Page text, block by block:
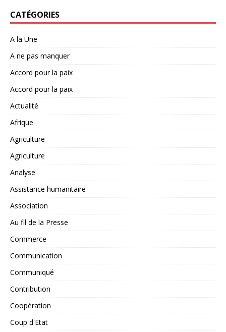
CATÉGORIES
A la Une
A ne pas manquer
Accord pour la paix
Accord pour la paix
Actualité
Afrique
Agriculture
Agriculture
Analyse
Assistance humanitaire
Association
Au fil de la Presse
Commerce
Communication
Communiqué
Contribution
Coopération
Coup d'Etat